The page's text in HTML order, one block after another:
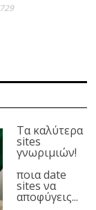
Τα καλύτερα
sites
γνωριμιών!
ποια date
sites να
αποφύγεις...